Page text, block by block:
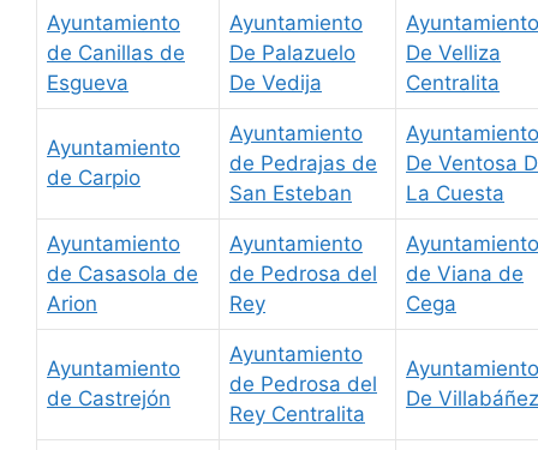
Ayuntamiento
de Canillas de
Esgueva
Ayuntamiento
De Palazuelo
De Vedija
Ayuntamiento
De Velliza
Centralita
Ayuntamiento
de Carpio
Ayuntamiento
de Pedrajas de
San Esteban
Ayuntamiento
De Ventosa
La Cuesta
Ayuntamiento
de Casasola de
Arion
Ayuntamiento
de Pedrosa del
Rey
Ayuntamiento
de Viana de
Cega
Ayuntamiento
de Castrejón
Ayuntamiento
de Pedrosa del
Rey Centralita
Ayuntamiento
De Villabáñez